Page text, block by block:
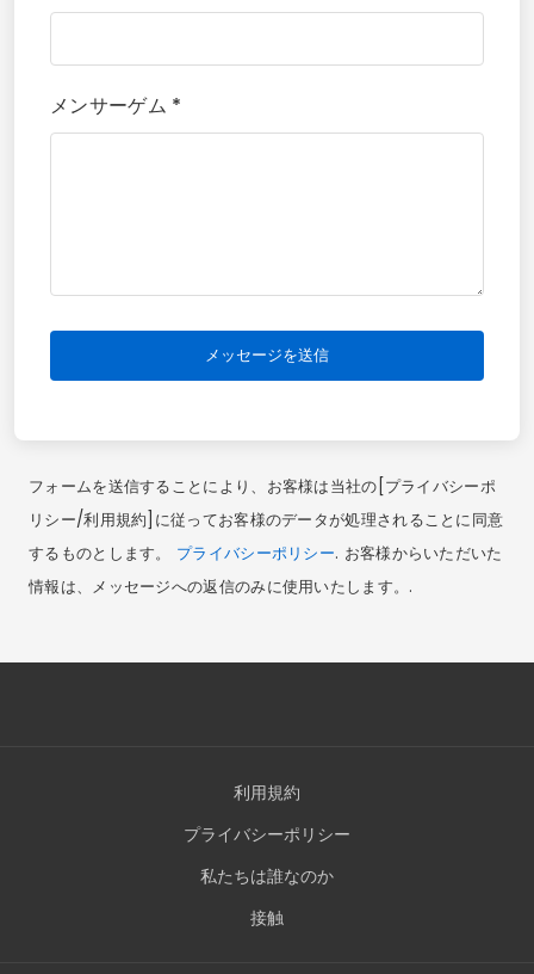
メンサーゲム *
メッセージを送信
フォームを送信することにより、お客様は当社の[プライバシーポ
リシー/利用規約]に従ってお客様のデータが処理されることに同意
するものとします。 プライバシーポリシー. お客様からいただいた
情報は、メッセージへの返信のみに使用いたします。.
利用規約
プライバシーポリシー
私たちは誰なのか
接触